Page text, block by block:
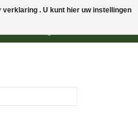
. U kunt hier uw instellingen